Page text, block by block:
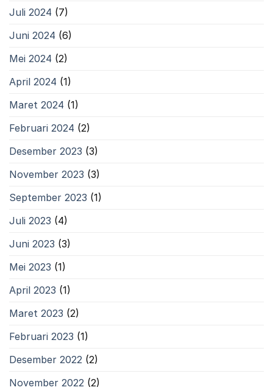
Juli 2024 (7)
Juni 2024 (6)
Mei 2024 (2)
April 2024 (1)
Maret 2024 (1)
Februari 2024 (2)
Desember 2023 (3)
November 2023 (3)
September 2023 (1)
Juli 2023 (4)
Juni 2023 (3)
Mei 2023 (1)
April 2023 (1)
Maret 2023 (2)
Februari 2023 (1)
Desember 2022 (2)
November 2022 (2)